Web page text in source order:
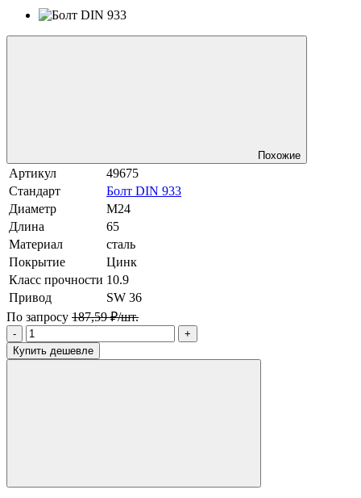
Похожие
Артикул
49675
Стандарт
Болт DIN 933
Диаметр
М24
Длина
65
Материал
сталь
Покрытие
Цинк
Класс прочности 10.9
Привод
SW 36
По запросу 187,59 ₽/шт.
-
+
Купить дешевле